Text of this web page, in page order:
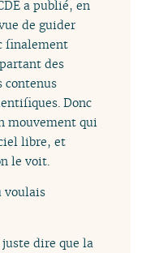
a publié, en
de guider
finalement
des
contenus
Donc
mouvement qui
libre, et
le voit.
voulais
juste dire que la